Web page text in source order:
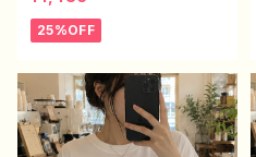
ディース 面白Tシャツ イ
ラスト 個性的 おすす
気 イラストレーター 絵
師 クリエイター オリジ
ナル デザイン グッズ
白 半袖シャツ デザイ
25%OFF